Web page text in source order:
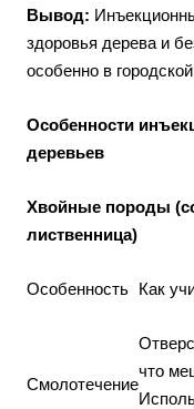
Вывод:
здоровья дерева и
особенно в
Особенности
деревьев
Хвойные породы
лиственница)
Особенность Как
Смолотечение
что